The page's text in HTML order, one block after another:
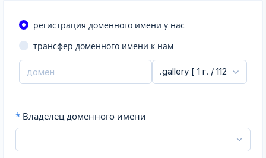
регистрация доменного имени у нас
трансфер доменного имени к нам
* Владелец доменного имени